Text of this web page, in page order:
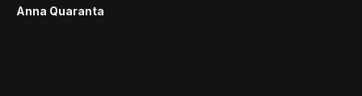
Anna Quaranta